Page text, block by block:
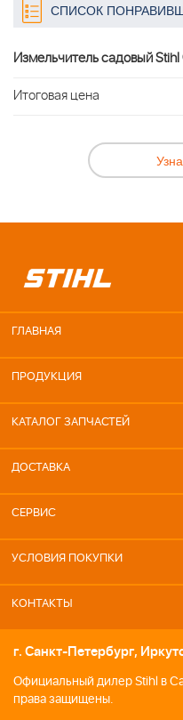
СПИСОК
Измельчитель садовый Stihl
Итоговая цена
ГЛАВНАЯ
ПРОДУКЦИЯ
КАТАЛОГ ЗАПЧАСТЕЙ
ДОСТАВКА
СЕРВИС
УСЛОВИЯ ПОКУПКИ
КОНТАКТЫ
г. Санкт-Петербург,
Официальный дилер Stihl в
права защищены.